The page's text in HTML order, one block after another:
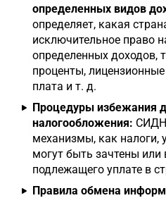
определенных видов
определяет, какая
исключительное право
определенных доходов,
проценты,
плата и т. д.
Процедуры избежания
налогообложения: СИДН
механизмы, как налоги,
могут быть зачтены или
подлежащего уплате в
Правила обмена